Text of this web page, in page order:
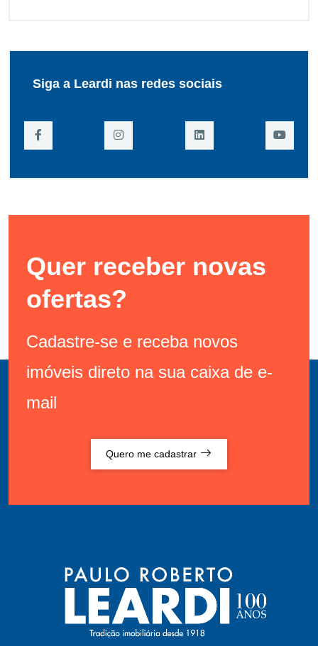
Siga a Leardi nas redes sociais
Quer receber novas
ofertas?
Cadastre-se e receba novos
imóveis direto na sua caixa de e-
mail
Quero me cadastrar